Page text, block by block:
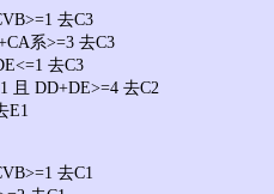
去C3
系>=3 去C3
去C3
且 DD+DE>=4 去C2
E1
去C1